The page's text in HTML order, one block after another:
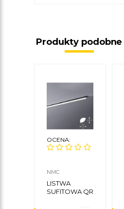
Produkty podobne
OCENA:
NMC
LISTWA
SUFITOWA QR